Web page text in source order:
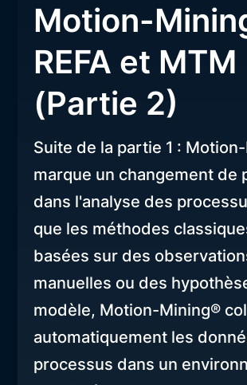
Motion-
REFA et MTM
(Partie 2)
Suite de la partie 1 :
marque un changement de
dans l'analyse des
que les méthodes
basées sur des
manuelles ou des
modèle, Motion-Mining®
automatiquement les
processus dans un